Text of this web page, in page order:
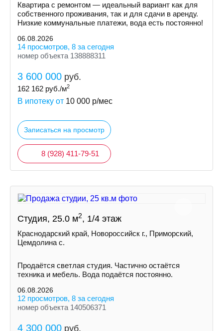
Квартира с ремонтом — идеальный вариант как для
собственного проживания, так и для сдачи в аренду.
Низкие коммунальные платежи, вода есть постоянно!
06.08.2026
14 просмотров, 8 за сегодня
номер объекта 138888311
3 600 000 руб.
162 162 руб./м2
В ипотеку от 10 000 р/мес
Записаться на просмотр
8 (928) 411-79-51
Студия, 25.0 м2, 1/4 этаж
Краснодарский край, Новороссийск г., Приморский,
Цемдолина с.
Продаётся светлая студия. Частично остаётся
техника и мебель. Вода подаётся постоянно.
06.08.2026
12 просмотров, 8 за сегодня
номер объекта 140506371
4 300 000 руб.